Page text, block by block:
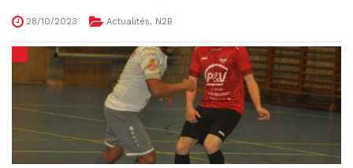
28/10/2023 Actualités, N2B